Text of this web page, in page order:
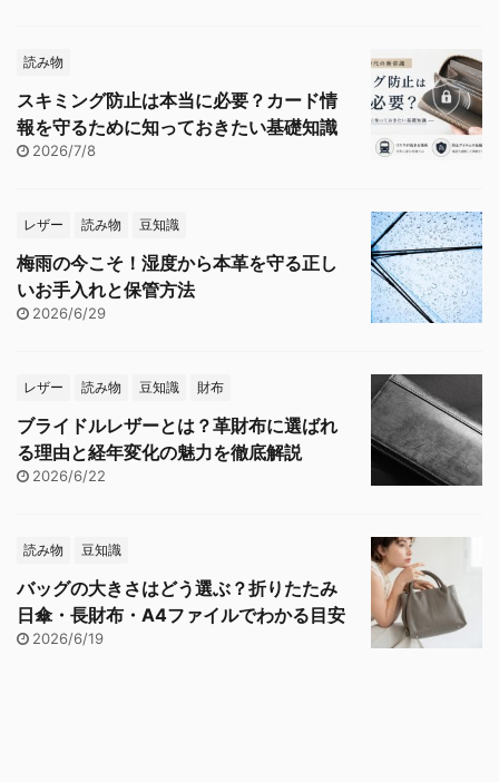
読み物
スキミング防止は本当に必要？カード情
報を守るために知っておきたい基礎知識
2026/7/8
レザー 読み物 豆知識
梅雨の今こそ！湿度から本革を守る正し
いお手入れと保管方法
2026/6/29
レザー 読み物 豆知識 財布
ブライドルレザーとは？革財布に選ばれ
る理由と経年変化の魅力を徹底解説
2026/6/22
読み物 豆知識
バッグの大きさはどう選ぶ？折りたたみ
日傘・長財布・A4ファイルでわかる目安
2026/6/19